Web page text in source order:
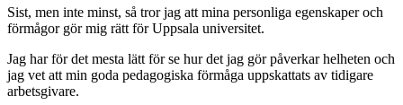
Sist, men inte minst, så tror jag att mina personliga egenskaper och
förmågor gör mig rätt för Uppsala universitet.
Jag har för det mesta lätt för se hur det jag gör påverkar helheten och
jag vet att min goda pedagogiska förmåga uppskattats av tidigare
arbetsgivare.